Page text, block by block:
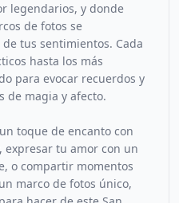
legendarios, y donde
de fotos se
tus sentimientos. Cada
hasta los más
para evocar recuerdos y
de magia y afecto.
toque de encanto con
expresar tu amor con un
o compartir momentos
marco de fotos único,